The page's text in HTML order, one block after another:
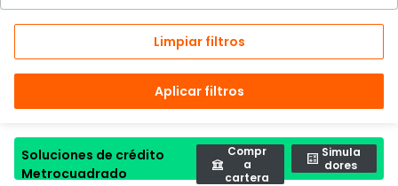
Limpiar filtros
Aplicar filtros
Soluciones de crédito
Metrocuadrado
Compr
a
cartera
Simula
dores